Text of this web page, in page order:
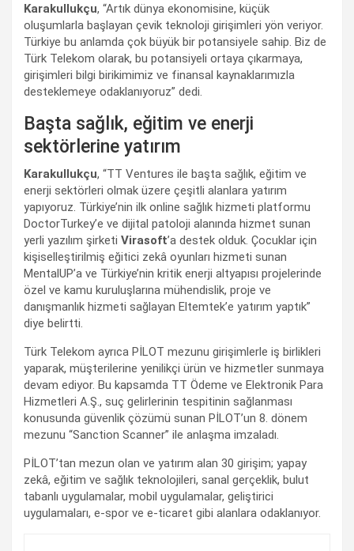
Karakullukçu, “Artık dünya ekonomisine, küçük
oluşumlarla başlayan çevik teknoloji girişimleri yön veriyor.
Türkiye bu anlamda çok büyük bir potansiyele sahip. Biz de
Türk Telekom olarak, bu potansiyeli ortaya çıkarmaya,
girişimleri bilgi birikimimiz ve finansal kaynaklarımızla
desteklemeye odaklanıyoruz” dedi.
Başta sağlık, eğitim ve enerji
sektörlerine yatırım
Karakullukçu, “TT Ventures ile başta sağlık, eğitim ve
enerji sektörleri olmak üzere çeşitli alanlara yatırım
yapıyoruz. Türkiye’nin ilk online sağlık hizmeti platformu
DoctorTurkey’e ve dijital patoloji alanında hizmet sunan
yerli yazılım şirketi Virasoft’a destek olduk. Çocuklar için
kişiselleştirilmiş eğitici zekâ oyunları hizmeti sunan
MentalUP’a ve Türkiye’nin kritik enerji altyapısı projelerinde
özel ve kamu kuruluşlarına mühendislik, proje ve
danışmanlık hizmeti sağlayan Eltemtek’e yatırım yaptık”
diye belirtti.
Türk Telekom ayrıca PİLOT mezunu girişimlerle iş birlikleri
yaparak, müşterilerine yenilikçi ürün ve hizmetler sunmaya
devam ediyor. Bu kapsamda TT Ödeme ve Elektronik Para
Hizmetleri A.Ş., suç gelirlerinin tespitinin sağlanması
konusunda güvenlik çözümü sunan PİLOT’un 8. dönem
mezunu “Sanction Scanner” ile anlaşma imzaladı.
PİLOT’tan mezun olan ve yatırım alan 30 girişim; yapay
zekâ, eğitim ve sağlık teknolojileri, sanal gerçeklik, bulut
tabanlı uygulamalar, mobil uygulamalar, geliştirici
uygulamaları, e-spor ve e-ticaret gibi alanlara odaklanıyor.